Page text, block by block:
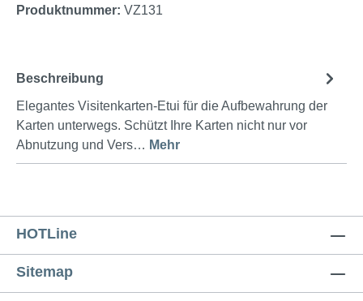
Produktnummer: VZ131
Beschreibung
Elegantes Visitenkarten-Etui für die Aufbewahrung der
Karten unterwegs. Schützt Ihre Karten nicht nur vor
Abnutzung und Vers… Mehr
HOTLine
Sitemap